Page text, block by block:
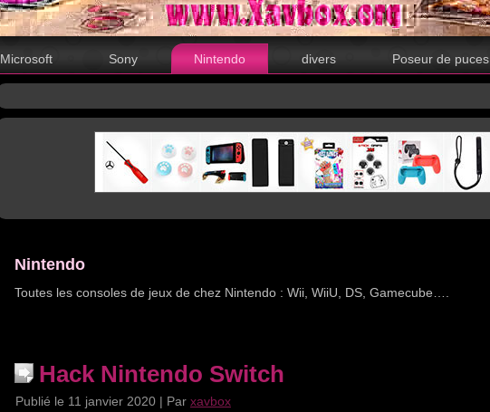
Microsoft Sony Nintendo divers Poseur de puces
Nintendo
Toutes les consoles de jeux de chez Nintendo : Wii, WiiU, DS, Gamecube….
Hack Nintendo Switch
Publié le 11 janvier 2020 | Par xavbox